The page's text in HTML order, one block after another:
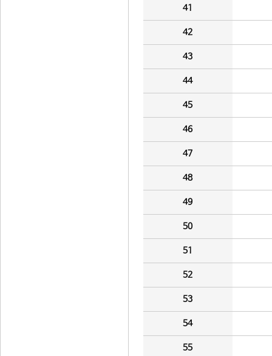
41
42
43
44
45
46
47
48
49
50
51
52
53
54
55